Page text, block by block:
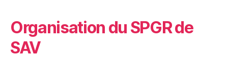
Organisation du SPGR de
SAV